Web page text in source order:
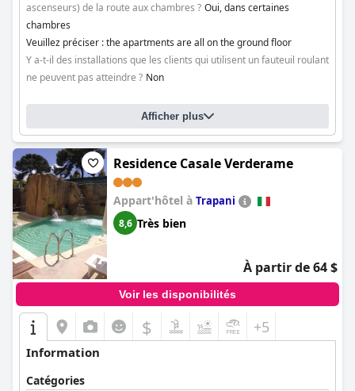
ascenseurs) de la route aux chambres ? Oui, dans certaines
chambres
Veuillez préciser : the apartments are all on the ground floor
Y a-t-il des installations que les clients qui utilisent un fauteuil roulant
ne peuvent pas atteindre ? Non
Afficher plus
Residence Casale Verderame
Appart'hôtel à Trapani
8,6 Très bien
À partir de 64 $
Voir les disponibilités
$ +5
Information
Catégories